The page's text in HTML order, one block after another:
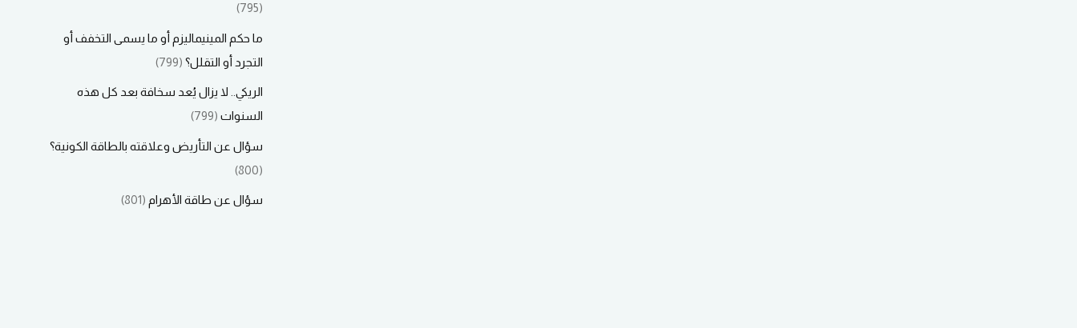
(795)
ما حكم المينيماليزم أو ما يسمى التخفف أو
التجرد أو التقلل؟ (799)
الريكي.. لا يزال يُعد سخافة بعد كل هذه
السنوات (799)
سؤال عن التأريض وعلاقته بالطاقة الكونية؟
(800)
سؤال عن طاقة الأهرام (801)